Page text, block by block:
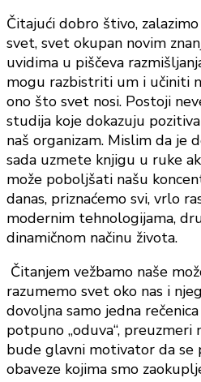
Čitajući dobro štivo,
svet, svet okupan novim
uvidima u piščeva
mogu razbistriti um i učiniti
ono što svet nosi. Postoji
studija koje dokazuju
naš organizam. Mislim da je
sada uzmete knjigu u ruke
može poboljšati našu
danas, priznaćemo svi, vrlo
modernim tehnologijama,
dinamičnom načinu života.
Čitanjem vežbamo naše
razumemo svet oko nas i
dovoljna samo jedna
potpuno „oduva“,
bude glavni motivator da se
obaveze kojima smo